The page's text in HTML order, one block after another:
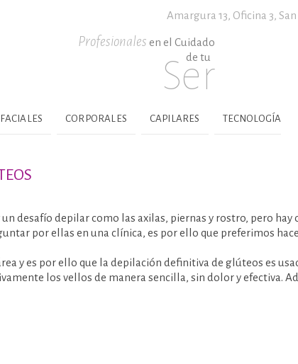
Amargura 13, Oficina 3,
Profesionales en el Cuidado
de tu
Ser
FACIALES CORPORALES CAPILARES TECNOLOGÍA
desafío depilar como las axilas, piernas y rostro, pero hay
por ellas en una clínica, es por ello que preferimos
y es por ello que la depilación definitiva de glúteos es
los vellos de manera sencilla, sin dolor y efectiva.